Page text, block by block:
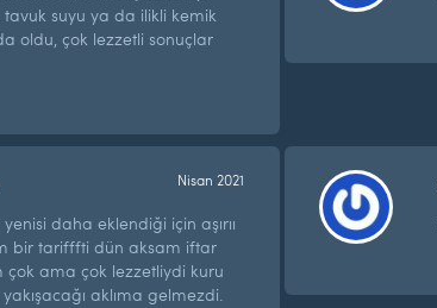
tavuk suyu ya da ilikli kemik
oldu, çok lezzetli sonuçlar
Nisan 2021
daha eklendiği için aşırıı
bir tarifffti dün aksam iftar
çok ama çok lezzetliydi kuru
aklıma gelmezdi.